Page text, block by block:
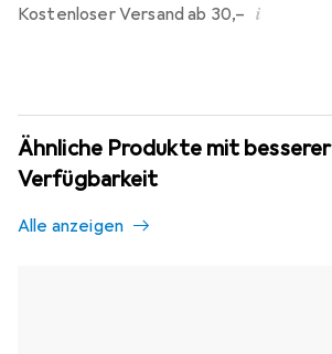
Kostenloser Versand ab 30,– i
Ähnliche Produkte mit besserer
Verfügbarkeit
Alle anzeigen